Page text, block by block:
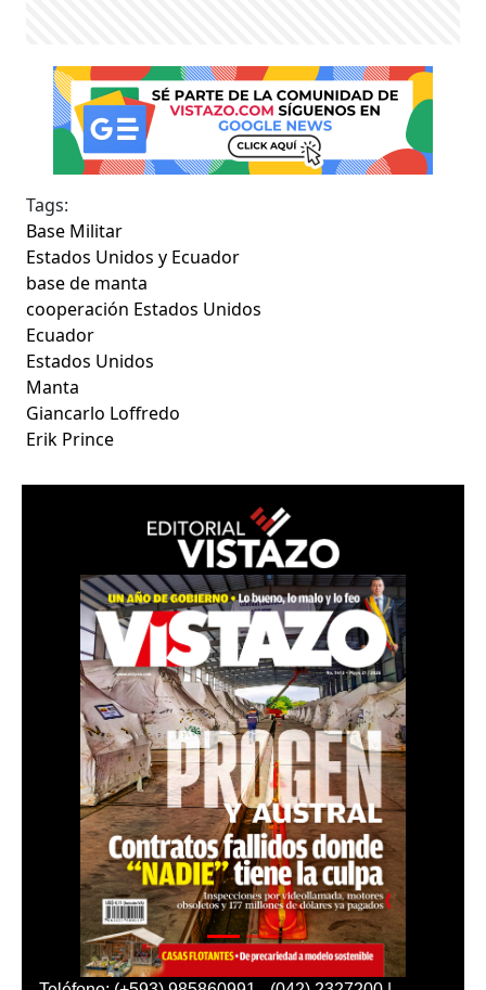
Tags:
Base Militar
Estados Unidos y Ecuador
base de manta
cooperación Estados Unidos
Ecuador
Estados Unidos
Manta
Giancarlo Loffredo
Erik Prince